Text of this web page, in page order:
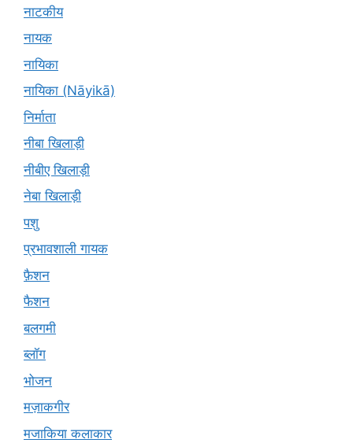
नाटकीय
नायक
नायिका
नायिका (Nāyikā)
निर्माता
नीबा खिलाड़ी
नीबीए खिलाड़ी
नेबा खिलाड़ी
पशु
प्रभावशाली गायक
फ़ैशन
फैशन
बलगमी
ब्लॉग
भोजन
मज़ाकगीर
मजाकिया कलाकार